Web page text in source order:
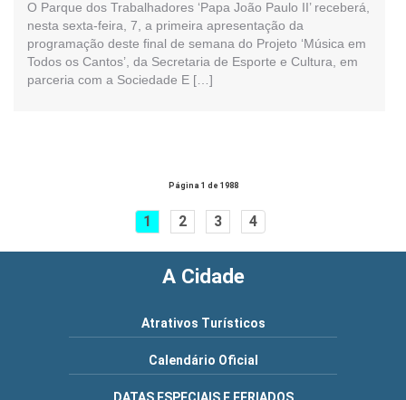
O Parque dos Trabalhadores ‘Papa João Paulo II’ receberá,
nesta sexta-feira, 7, a primeira apresentação da
programação deste final de semana do Projeto ‘Música em
Todos os Cantos’, da Secretaria de Esporte e Cultura, em
parceria com a Sociedade E […]
Página 1 de 1988
1 2 3 4
A Cidade
Atrativos Turísticos
Calendário Oficial